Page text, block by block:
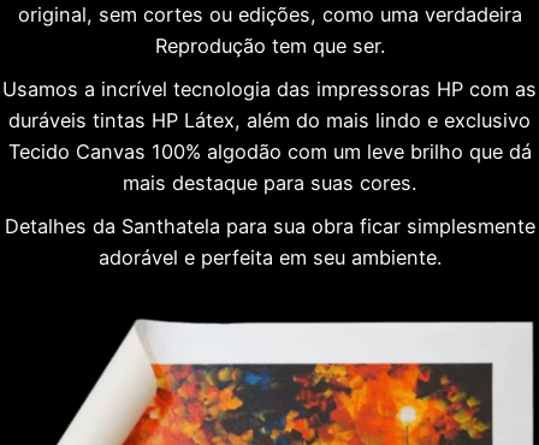
original, sem cortes ou edições, como uma verdadeira
Reprodução tem que ser.
Usamos a incrível tecnologia das impressoras HP com as
duráveis tintas HP Látex, além do mais lindo e exclusivo
Tecido Canvas 100% algodão com um leve brilho que dá
mais destaque para suas cores.
Detalhes da Santhatela para sua obra ficar simplesmente
adorável e perfeita em seu ambiente.